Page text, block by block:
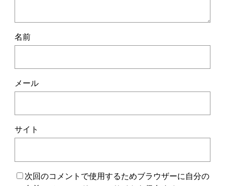
名前
メール
サイト
次回のコメントで使用するためブラウザーに自分の